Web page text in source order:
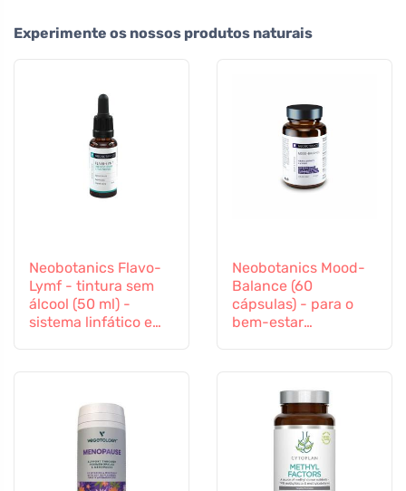
Experimente os nossos produtos naturais
Neobotanics Flavo-
Lymf - tintura sem
álcool (50 ml) -
sistema linfático e
Neobotanics Mood-
Balance (60
cápsulas) - para o
bem-estar